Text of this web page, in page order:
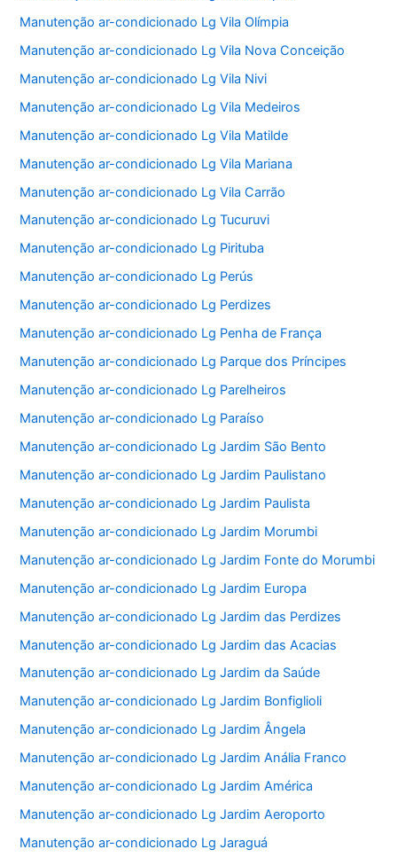
Manutenção ar-condicionado Lg Vila Olímpia
Manutenção ar-condicionado Lg Vila Nova Conceição
Manutenção ar-condicionado Lg Vila Nivi
Manutenção ar-condicionado Lg Vila Medeiros
Manutenção ar-condicionado Lg Vila Matilde
Manutenção ar-condicionado Lg Vila Mariana
Manutenção ar-condicionado Lg Vila Carrão
Manutenção ar-condicionado Lg Tucuruvi
Manutenção ar-condicionado Lg Pirituba
Manutenção ar-condicionado Lg Perús
Manutenção ar-condicionado Lg Perdizes
Manutenção ar-condicionado Lg Penha de França
Manutenção ar-condicionado Lg Parque dos Príncipes
Manutenção ar-condicionado Lg Parelheiros
Manutenção ar-condicionado Lg Paraíso
Manutenção ar-condicionado Lg Jardim São Bento
Manutenção ar-condicionado Lg Jardim Paulistano
Manutenção ar-condicionado Lg Jardim Paulista
Manutenção ar-condicionado Lg Jardim Morumbi
Manutenção ar-condicionado Lg Jardim Fonte do Morumbi
Manutenção ar-condicionado Lg Jardim Europa
Manutenção ar-condicionado Lg Jardim das Perdizes
Manutenção ar-condicionado Lg Jardim das Acacias
Manutenção ar-condicionado Lg Jardim da Saúde
Manutenção ar-condicionado Lg Jardim Bonfiglioli
Manutenção ar-condicionado Lg Jardim Ângela
Manutenção ar-condicionado Lg Jardim Anália Franco
Manutenção ar-condicionado Lg Jardim América
Manutenção ar-condicionado Lg Jardim Aeroporto
Manutenção ar-condicionado Lg Jaraguá